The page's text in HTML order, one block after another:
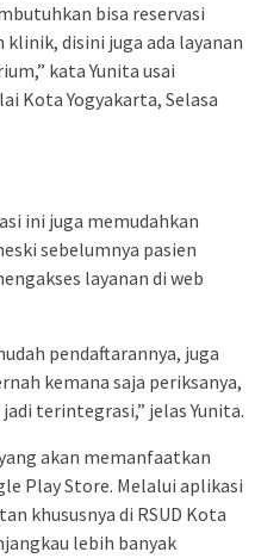
bisa reservasi
disini juga ada layanan
kata Yunita usai
Kota Yogyakarta, Selasa
ini juga memudahkan
sebelumnya pasien
layanan di web
pendaftarannya, juga
kemana saja periksanya,
terintegrasi,” jelas Yunita.
akan memanfaatkan
Play Store. Melalui aplikasi
khususnya di RSUD Kota
lebih banyak